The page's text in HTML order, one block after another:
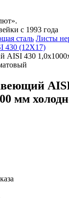
с 1993 года
сталь Листы
430 (12Х17)
AISI 430
мм